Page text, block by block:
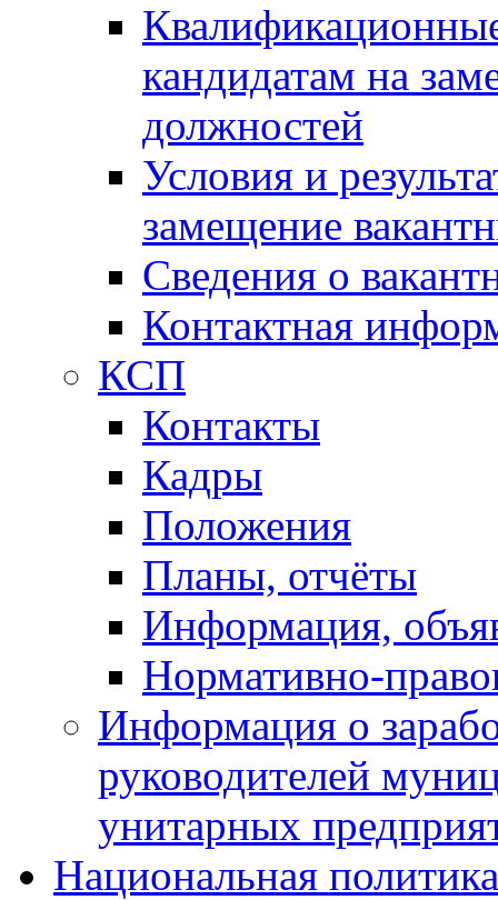
кандидатам на
должностей
Условия и
замещение
Сведения о
Контактная
КСП
Контакты
Кадры
Положения
Планы, отчёты
Информация,
Нормативно-
Информация о
руководителей
унитарных
Национальная политика